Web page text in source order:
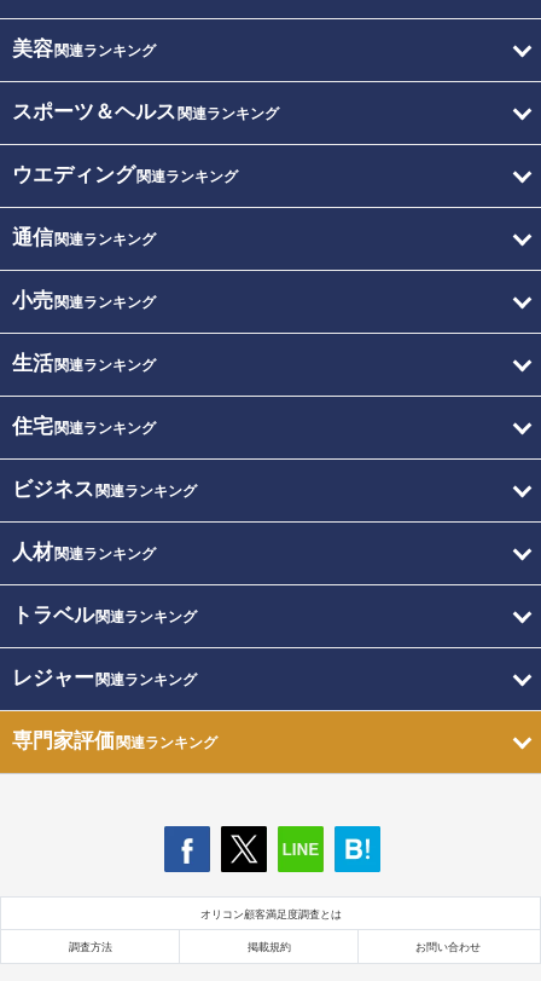
美容関連ランキング
スポーツ＆ヘルス 関連ランキング
ウエディング関連ランキング
通信関連ランキング
小売関連ランキング
生活関連ランキング
住宅関連ランキング
ビジネス 関連ランキング
人材関連ランキング
トラベル関連ランキング
レジャー関連ランキング
専門家評価関連ランキング
オリコン顧客満足度調査とは
調査方法 掲載規約 お問い合わせ